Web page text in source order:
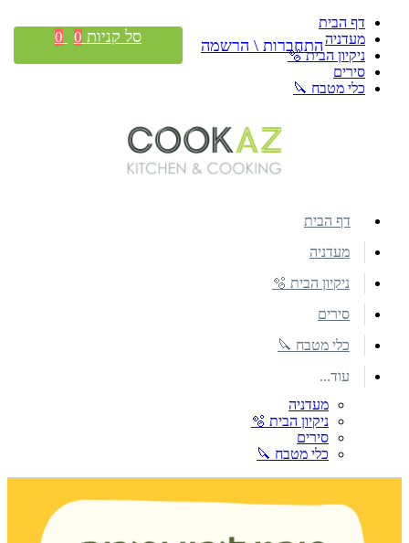
דף הבית
מעדניה
ניקיון הבית 🫧
סירים
כלי מטבח 🔪
התחברות \ הרשמה סל קניות 0
0
דף הבית
מעדניה
ניקיון הבית 🫧
סירים
כלי מטבח 🔪
עוד...
מעדניה
ניקיון הבית 🫧
סירים
כלי מטבח 🔪